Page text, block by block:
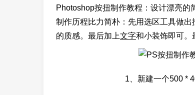
Photoshop按扭制作教程：设计漂亮的
制作历程比力简朴：先用选区工具做
的质感。最后加上文字和小装饰即可。
1、新建一个500 *